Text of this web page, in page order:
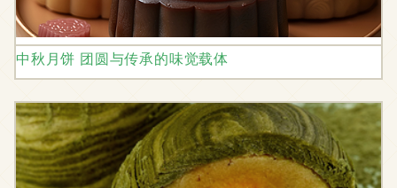
中秋月饼 团圆与传承的味觉载体